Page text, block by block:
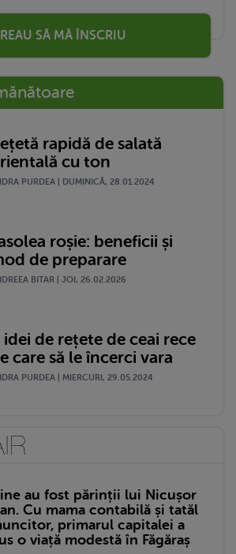
SĂ MĂ ÎNSCRIU
rapidă de salată
cu ton
PURDEA | DUMINICĂ, 28.01.2024
roșie: beneficii și
de preparare
BITAR | JOI, 26.02.2026
idei de rețete de ceai rece
care să le încerci vara
PURDEA | MIERCURI, 29.05.2024
au fost părinții lui Nicușor
Cu mama contabilă și tatăl
primarul capitalei a
o viață modestă în Făgăraș